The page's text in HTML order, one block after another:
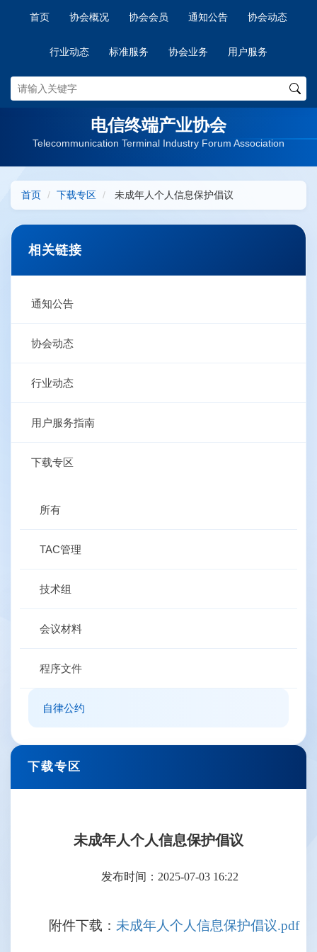
首页 协会概况 协会会员 通知公告 协会动态
行业动态 标准服务 协会业务 用户服务
电信终端产业协会
Telecommunication Terminal Industry Forum Association
首页 下载专区 未成年人个人信息保护倡议
相关链接
通知公告
协会动态
行业动态
用户服务指南
下载专区
所有
TAC管理
技术组
会议材料
程序文件
自律公约
下载专区
未成年人个人信息保护倡议
发布时间：2025-07-03 16:22
附件下载： 未成年人个人信息保护倡议.pdf